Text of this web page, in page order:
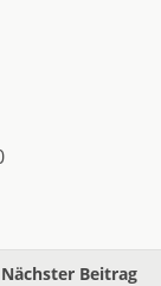
Nächster Beitrag